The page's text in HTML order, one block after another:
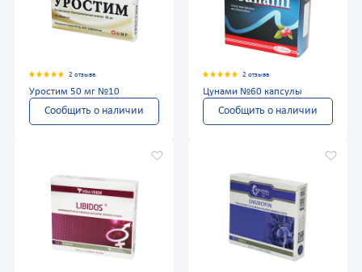
2 отзыва
Уростим 50 мг №10
Сообщить о наличии
2 отзыва
Цунами №60 капсулы
Сообщить о наличии